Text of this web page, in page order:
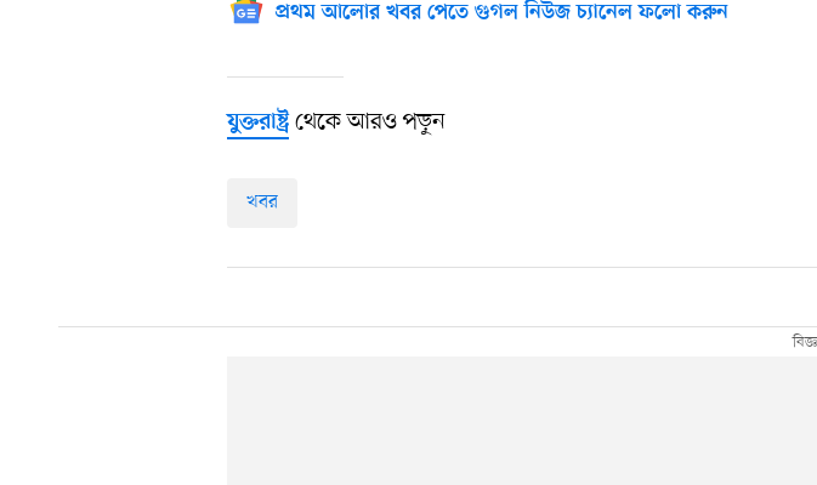
প্রথম আলোর খবর পেতে গুগল নিউজ চ্যানেল ফলো করুন
যুক্তরাষ্ট্রথেকে আরও পড়ুন
খবর